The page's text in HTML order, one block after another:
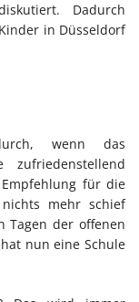
Dadurch
in Düsseldorf
wenn das
zufriedenstellend
für die
mehr schief
Tagen der offenen
nun eine Schule